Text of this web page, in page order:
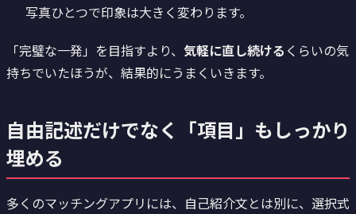
写真ひとつで印象は大きく変わります。
「完璧な一発」を目指すより、 気軽に直し続ける くらいの気
持ちでいたほうが、結果的にうまくいきます。
自由記述だけでなく「項目」もしっかり
埋める
多くのマッチングアプリには、自己紹介文とは別に、選択式